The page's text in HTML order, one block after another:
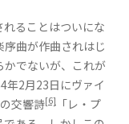
れることはついにな
曲が作曲されはじ
でないが、これが
年2月23日にヴァイ
交響詩[6]
「レ・プ